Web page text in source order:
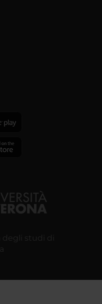
degli studi di